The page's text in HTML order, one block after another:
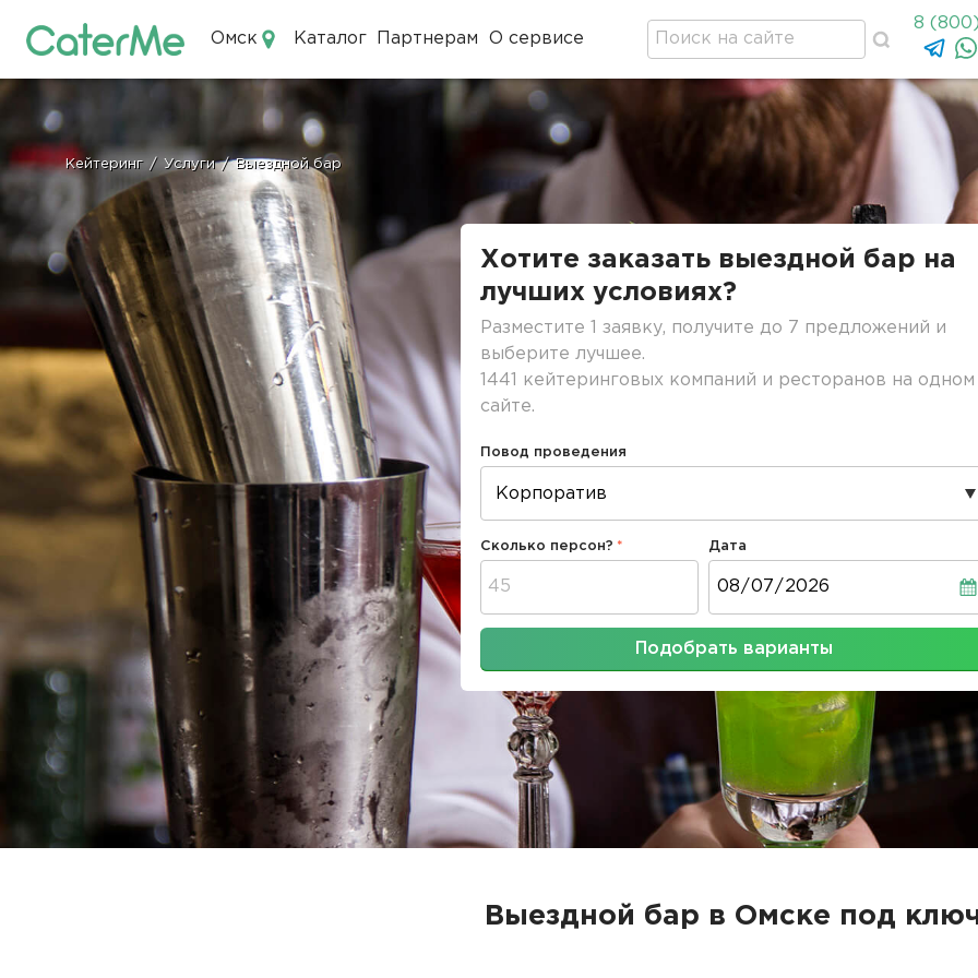
Омск Каталог Партнерам О сервисе
8
Строка
навигации
Кейтеринг / Услуги / Выездной бар
Хотите заказать выездной бар на
лучших условиях?
Разместите 1 заявку, получите до 7 предложений и
выберите лучшее.
1441 кейтеринговых компаний и ресторанов на одном
сайте.
Повод проведения
Сколько персон? Дата
Подобрать варианты
Выездной бар в Омске под